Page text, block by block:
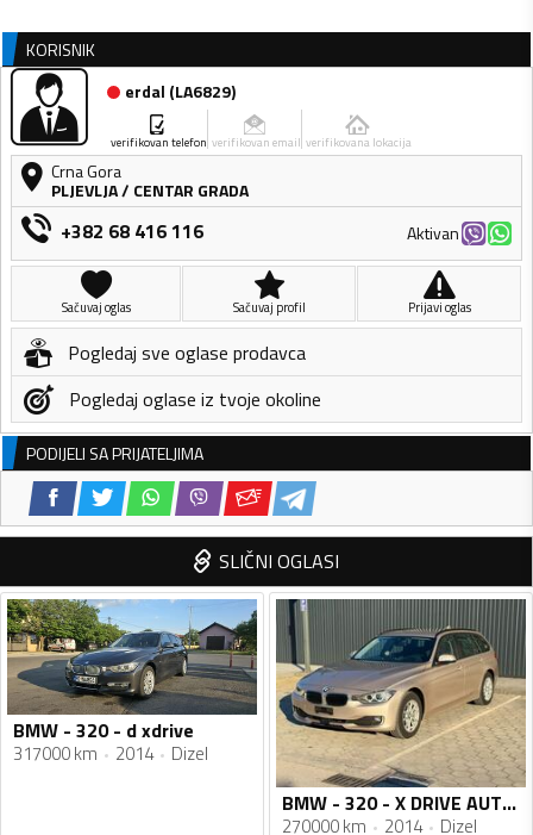
KORISNIK
erdal (LA6829)
verifikovan telefon verifikovan email verifikovana lokacija
Crna Gora
PLJEVLJA/ CENTAR GRADA
+382 68 416 116 Aktivan
Sačuvaj oglas Sačuvaj profil Prijavi oglas
Pogledaj sve oglase prodavca
Pogledaj oglase iz tvoje okoline
PODIJELI SA PRIJATELJIMA
SLIČNI OGLASI
BMW - 320 - d xdrive
317000 km 2014 Dizel
BMW - 320 - X DRIVE AUTOMATIK
270000 km 2014 Dizel